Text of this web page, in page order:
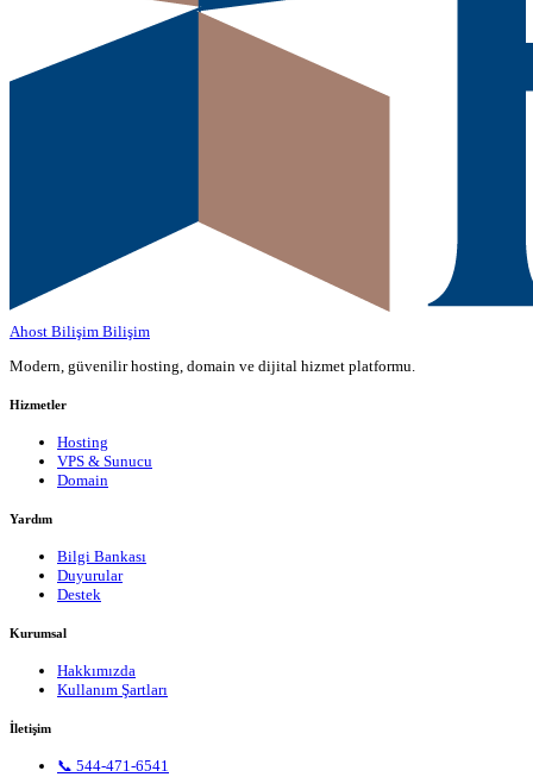
Ahost Bilişim Bilişim
Modern, güvenilir hosting, domain ve dijital hizmet platformu.
Hizmetler
Hosting
VPS & Sunucu
Domain
Yardım
Bilgi Bankası
Duyurular
Destek
Kurumsal
Hakkımızda
Kullanım Şartları
İletişim
📞 544-471-6541